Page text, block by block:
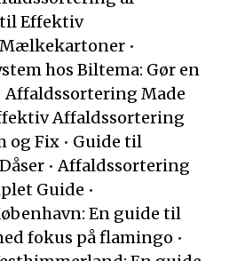
Effektiv
•
hos Biltema: Gør en
Affaldssortering Made
Affaldssortering
og Fix • Guide til
•Affaldssortering
Guide •
En guide til
fokus på flamingo •